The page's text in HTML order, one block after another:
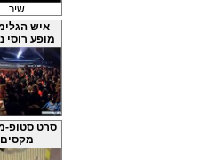
שיר
איש
מופע רוסי
סרט סטופ-
מקסים